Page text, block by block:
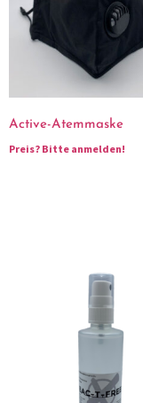
Active-Atemmaske
Preis? Bitte anmelden!